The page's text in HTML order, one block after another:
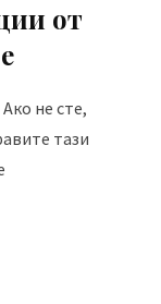
от
не сте,
тази